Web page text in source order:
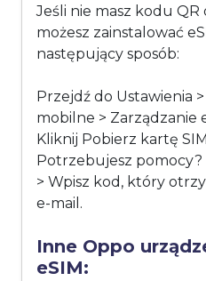
Jeśli nie masz kodu QR
możesz zainstalować
następujący sposób:
Przejdź do Ustawienia
mobilne > Zarządzanie
Kliknij Pobierz kartę
Potrzebujesz
> Wpisz kod, który
e-mail.
Inne Oppo
eSIM: